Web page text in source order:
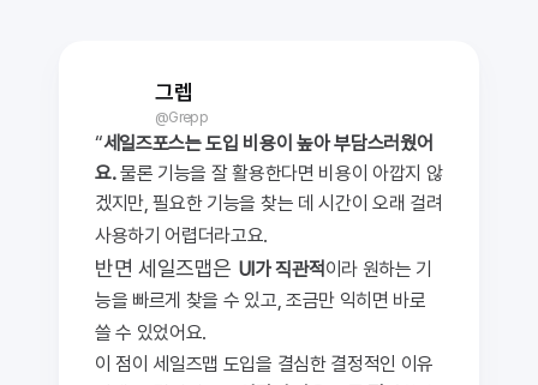
그렙
@Grepp
“세일즈포스는 도입 비용이 높아 부담스러웠어
요. 물론 기능을 잘 활용한다면 비용이 아깝지 않
겠지만, 필요한 기능을 찾는 데 시간이 오래 걸려
사용하기 어렵더라고요.
반면 세일즈맵은 UI가 직관적 이라 원하는 기
능을 빠르게 찾을 수 있고, 조금만 익히면 바로
쓸 수 있었어요.
이 점이 세일즈맵 도입을 결심한 결정적인 이유